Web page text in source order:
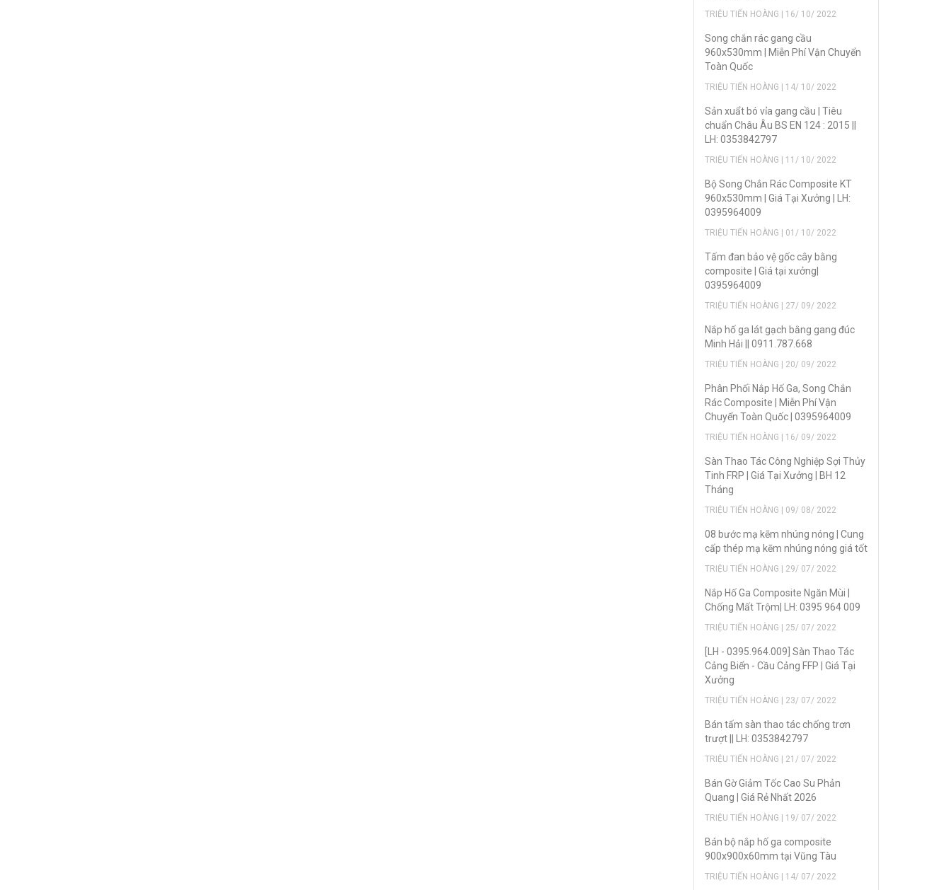
TRIỆU TIẾN HOÀNG | 16/ 10/ 2022
Song chắn rác gang cầu
960x530mm | Miễn Phí Vận Chuyển
Toàn Quốc
TRIỆU TIẾN HOÀNG | 14/ 10/ 2022
Sản xuẩt bó vỉa gang cầu | Tiêu
chuẩn Châu Âu BS EN 124 : 2015 ||
LH: 0353842797
TRIỆU TIẾN HOÀNG | 11/ 10/ 2022
Bộ Song Chắn Rác Composite KT
960x530mm | Giá Tại Xưởng | LH:
0395964009
TRIỆU TIẾN HOÀNG | 01/ 10/ 2022
Tấm đan bảo vệ gốc cây bằng
composite | Giá tại xưởng|
0395964009
TRIỆU TIẾN HOÀNG | 27/ 09/ 2022
Nắp hố ga lát gạch bằng gang đúc
Minh Hải || 0911.787.668
TRIỆU TIẾN HOÀNG | 20/ 09/ 2022
Phân Phối Nắp Hố Ga, Song Chắn
Rác Composite | Miễn Phí Vận
Chuyển Toàn Quốc | 0395964009
TRIỆU TIẾN HOÀNG | 16/ 09/ 2022
Sàn Thao Tác Công Nghiệp Sợi Thủy
Tinh FRP | Giá Tại Xưởng | BH 12
Tháng
TRIỆU TIẾN HOÀNG | 09/ 08/ 2022
08 bước mạ kẽm nhúng nóng | Cung
cấp thép mạ kẽm nhúng nóng giá tốt
TRIỆU TIẾN HOÀNG | 29/ 07/ 2022
Nắp Hố Ga Composite Ngăn Mùi |
Chống Mất Trộm| LH: 0395 964 009
TRIỆU TIẾN HOÀNG | 25/ 07/ 2022
[LH - 0395.964.009] Sàn Thao Tác
Cảng Biển - Cầu Cảng FFP | Giá Tại
Xưởng
TRIỆU TIẾN HOÀNG | 23/ 07/ 2022
Bán tấm sàn thao tác chống trơn
trượt || LH: 0353842797
TRIỆU TIẾN HOÀNG | 21/ 07/ 2022
Bán Gờ Giảm Tốc Cao Su Phản
Quang | Giá Rẻ Nhất 2026
TRIỆU TIẾN HOÀNG | 19/ 07/ 2022
Bán bộ nắp hố ga composite
900x900x60mm tại Vũng Tàu
TRIỆU TIẾN HOÀNG | 14/ 07/ 2022